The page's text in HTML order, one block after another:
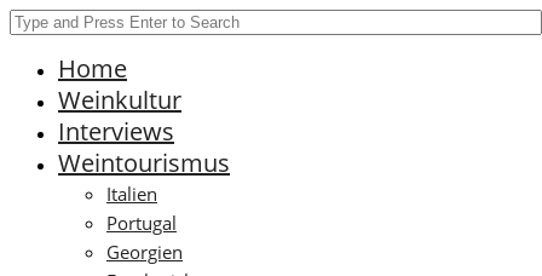
Home
Weinkultur
Interviews
Weintourismus
Italien
Portugal
Georgien